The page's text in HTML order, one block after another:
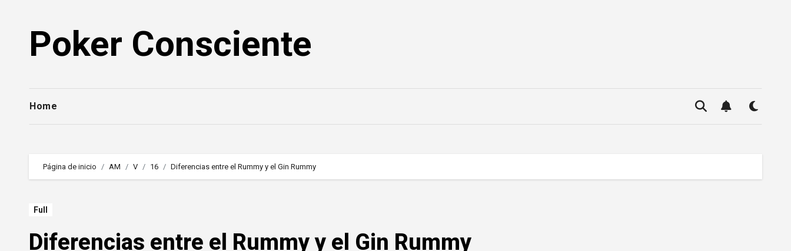
contenidoPoker Consciente
Home
Página de inicio AM V 16 Diferencias entre el Rummy y el Gin Rummy
Full
Diferencias entre el Rummy y el Gin Rummy